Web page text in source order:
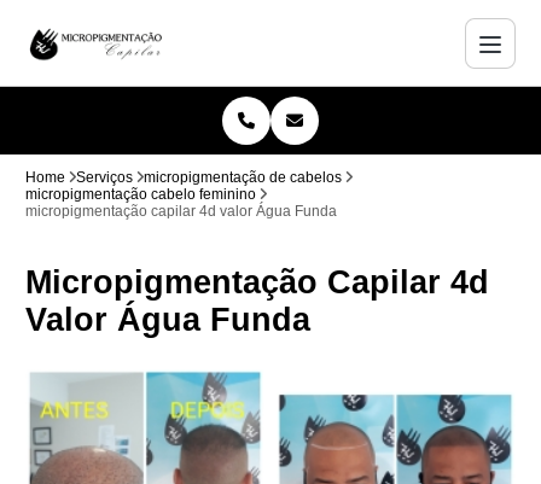
Home Serviços
micropigmentação de cabelos
micropigmentação cabelo feminino
micropigmentação capilar 4d valor Água Funda
Micropigmentação Capilar 4d
Valor Água Funda